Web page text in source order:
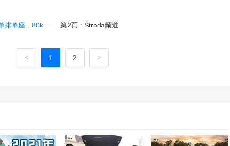
h极速，可拓展内饰 第2页 : Strada频道
< 1 2 >